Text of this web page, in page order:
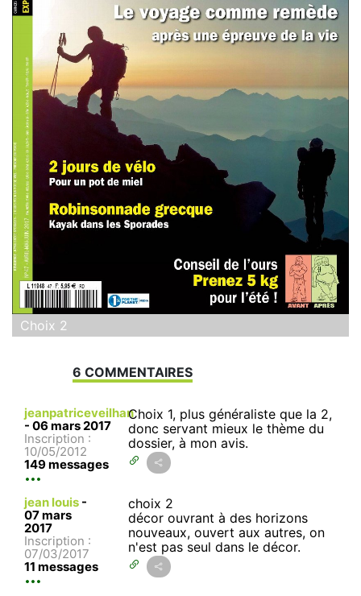
Choix 2
6 COMMENTAIRES
jeanpatriceveilhan
- 06 mars 2017
Inscription :
10/05/2012
149 messages
Choix 1, plus généraliste que la 2,
donc servant mieux le thème du
dossier, à mon avis.
jean louis -
07 mars
2017
Inscription :
07/03/2017
11 messages
choix 2
décor ouvrant à des horizons
nouveaux, ouvert aux autres, on
n'est pas seul dans le décor.